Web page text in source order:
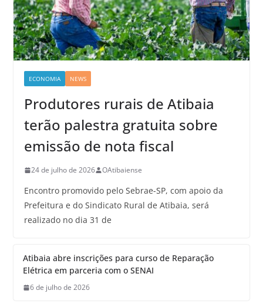
ECONOMIA NEWS
Produtores rurais de Atibaia
terão palestra gratuita sobre
emissão de nota fiscal
24 de julho de 2026 OAtibaiense
Encontro promovido pelo Sebrae-SP, com apoio da
Prefeitura e do Sindicato Rural de Atibaia, será
realizado no dia 31 de
Atibaia abre inscrições para curso de Reparação
Elétrica em parceria com o SENAI
6 de julho de 2026